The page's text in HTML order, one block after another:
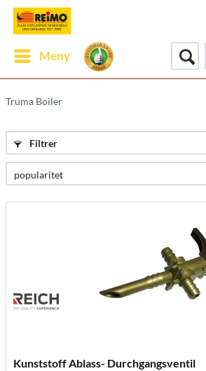
Meny
Truma Boiler
Filtrer
Kunststoff Ablass- Durchgangsventil